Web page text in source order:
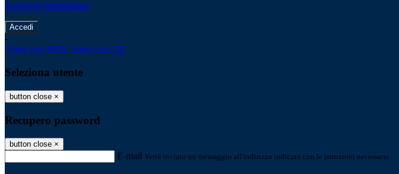
Password dimenticata?
-
Entra con SPID Entra con CIE
Seleziona utente
button close ×
Recupero password
button close ×
E-mail Verrà inviato un messaggio all'indirizzo indicato con le istruzioni necessarie.